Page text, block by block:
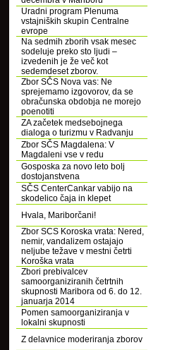
Uradni program Plenuma
vstajniških skupin Centralne
evrope
Na sedmih zborih vsak mesec
sodeluje preko sto ljudi –
izvedenih je že več kot
sedemdeset zborov.
Zbor SČS Nova vas: Ne
sprejemamo izgovorov, da se
obračunska obdobja ne morejo
poenotiti
ZA začetek medsebojnega
dialoga o turizmu v Radvanju
Zbor SČS Magdalena: V
Magdaleni vse v redu
Gosposka za novo leto bolj
dostojanstvena
SČS CenterCankar vabijo na
skodelico čaja in klepet
Hvala, Mariborčani!
Zbor SCS Koroska vrata: Nered,
nemir, vandalizem ostajajo
neljube težave v mestni četrti
Koroška vrata
Zbori prebivalcev
samoorganiziranih četrtnih
skupnosti Maribora od 6. do 12.
januarja 2014
Pomen samoorganiziranja v
lokalni skupnosti
Z delavnice moderiranja zborov